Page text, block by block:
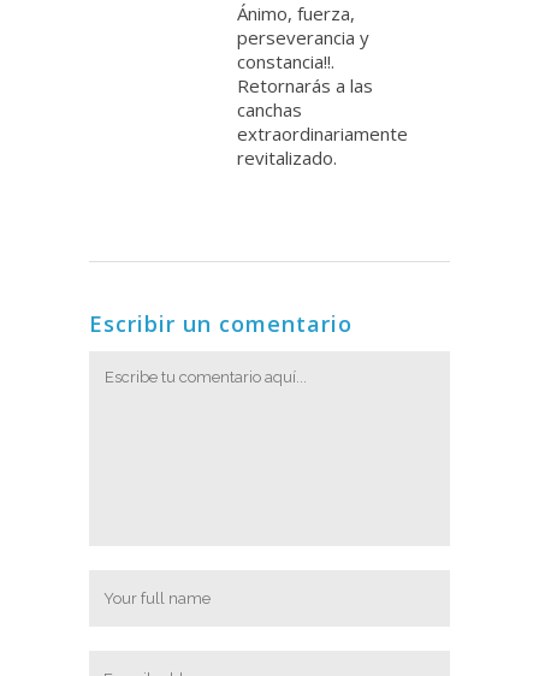
Ánimo, fuerza,
perseverancia y
constancia!!.
Retornarás a las
canchas
extraordinariamente
revitalizado.
Escribir un comentario